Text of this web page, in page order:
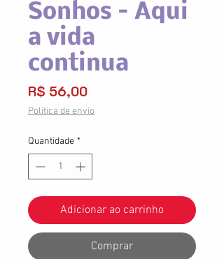
Sonhos – Aqui
a vida
continua
R$ 56,00Preço
Política de envio
Quantidade *
Adicionar ao carrinho
Comprar